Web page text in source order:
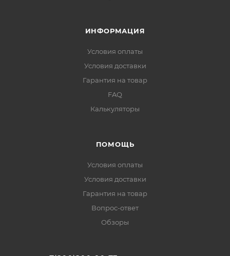
ИНФОРМАЦИЯ
Условия оплаты
Условия доставки
Гарантия на товар
FAQ
Калькуляторы
ПОМОЩЬ
Условия оплаты
Условия доставки
Гарантия на товар
Вопрос-ответ
Обзоры